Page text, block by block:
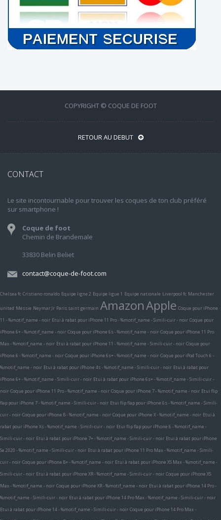
COPYRIGHT © COQUE DE FOOT
RETOUR AU DEBUT
CONTACT
Le site incontournable pour trouver les coques de ton club préféré
sur smartphone !
Coque de foot
Chemin de Brandemale
33830 Belin Beliet
contact@coque-de-foot.com
Chelsea fc Cristiano ronaldo Equipe ligne 2 Equipe ligue 1 Equipe nationale Liverpool fc Manchester
united Messie Neymar Jr Paris saint germain AmazonApple Coque pour iPhone
11 - %motif_name - noir Etui à rabat pour iPhone 11 Pro - %motif_name - Simili-cuir - noir Coque pour
iPhone 6+ - %motif_name - noir Coque pour iPhone 6s - %motif_name - noir Coque pour iPhone 11 Pro
Max - %motif_name - noir Etui à rabat pour iPhone 11 - %motif_name - Simili-cuir - noir Coque pour
iPhone 6 - %motif_name - noir Coque pour iPhone 6s+ - %motif_name - noir Coque pour iPod Touch 6 -
%motif_name - noir Etui à rabat pour iPhone 4s - %motif_name - Simili-cuir - noir Etui à rabat pour
iPhone 6+ - %motif_name - Simili-cuir - noir Etui à rabat pour iPhone 6s+ - %motif_name - Simili-cuir -
noir Coque pour iPhone 11 Pro - %motif_name - noir Coque pour iPhone 7 - %motif_name - noir Etui flip
flap pour iPhone 7 - %motif_name - Simili-cuir - noir Etui flip flap pour iPhone 6s - %motif_name - Simili-
cuir - noir Coque pour iPhone 8 - %motif_name - noir Coque pour iPhone X - %motif_name - noir Etui à
rabat pour iPhone Xs - %motif_name - Simili-cuir - noir Etui flip flap pour iPhone 6 - %motif_name -
Simili-cuir - noir Etui à rabat pour iPhone 7+ - %motif_name - Simili-cuir - noir Etui à rabat pour iPhone
Se 2020 - %motif_name - Simili-cuir - noir Etui à rabat pour iPhone 11 Pro Max - %motif_name - Simili-
cuir - noir Coque pour iPhone 8+ - %motif_name - noir Etui à rabat pour iPhone XS Max - %motif_name -
Simili-cuir - noir Etui à rabat pour iPhone XR - %motif_name - Simili-cuir - noir Coque pour iPhone XS
Max - %motif_name - noir Coque pour iPhone XR - %motif_name - noir Etui à rabat pour iPhone 14 Pro -
%motif_name - Simili-cuir - noir Etui à rabat pour iPhone 14 Pro Max - %motif_name - Simili-cuir - noir
Etui à rabat pour iPhone 14 - %motif_name - Simili-cuir - noir Coque pour iPhone 14 Pro Max -